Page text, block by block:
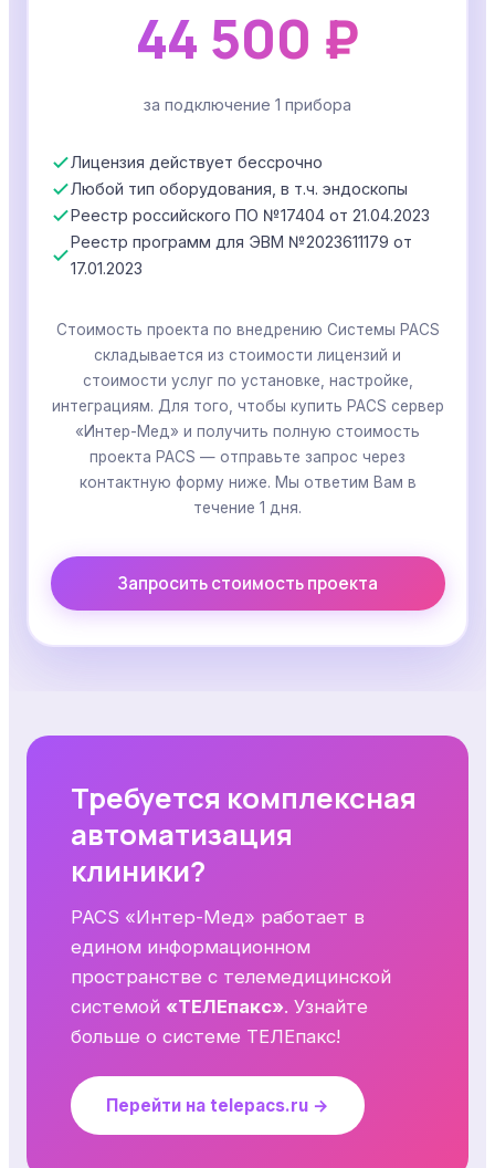
44 500 ₽
за подключение 1 прибора
Лицензия действует бессрочно
Любой тип оборудования, в т.ч. эндоскопы
Реестр российского ПО №17404 от 21.04.2023
Реестр программ для ЭВМ №2023611179 от
17.01.2023
Стоимость проекта по внедрению Системы PACS
складывается из стоимости лицензий и
стоимости услуг по установке, настройке,
интеграциям. Для того, чтобы купить PACS сервер
«Интер-Мед» и получить полную стоимость
проекта PACS — отправьте запрос через
контактную форму ниже. Мы ответим Вам в
течение 1 дня.
Запросить стоимость проекта
Требуется комплексная
автоматизация
клиники?
PACS «Интер-Мед» работает в
едином информационном
пространстве с телемедицинской
системой «ТЕЛЕпакс». Узнайте
больше о системе ТЕЛЕпакс!
Перейти на telepacs.ru →